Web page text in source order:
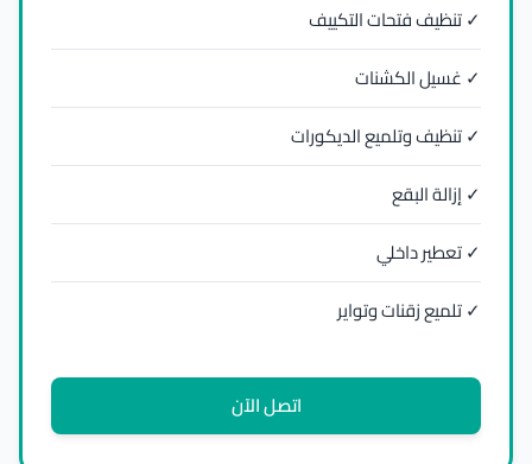
✓ تنظيف فتحات التكييف
✓ غسيل الكشنات
✓ تنظيف وتلميع الديكورات
✓ إزالة البقع
✓ تعطير داخلي
✓ تلميع زقنات وتواير
اتصل الآن